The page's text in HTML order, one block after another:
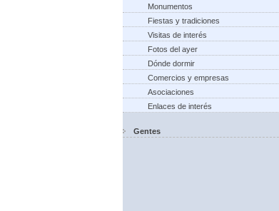
Monumentos
Fiestas y tradiciones
Visitas de interés
Fotos del ayer
Dónde dormir
Comercios y empresas
Asociaciones
Enlaces de interés
Gentes